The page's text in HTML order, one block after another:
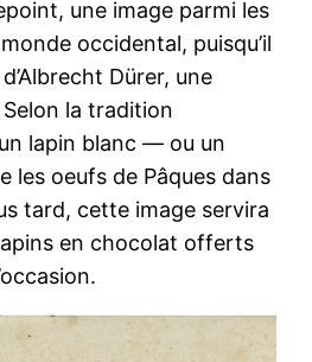
une image parmi les
occidental, puisqu’il
d’Albrecht Dürer, une
la tradition
lapin blanc — ou un
les oeufs de Pâques dans
tard, cette image servira
en chocolat offerts